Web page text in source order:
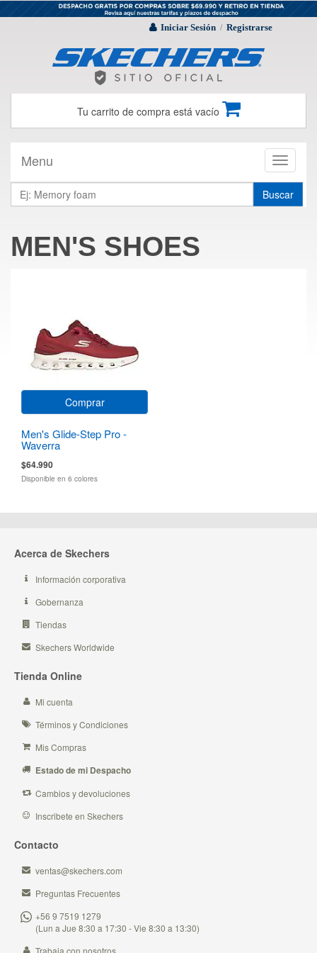
Iniciar Sesión / Registrarse
Tu carrito de compra está vacío
Toggle
Menu
Buscar
MEN'S SHOES
Comprar
Men's Glide-Step Pro -
Waverra
$64.990
Disponible en 6 colores
Acerca de Skechers
Información corporativa
Gobernanza
Tiendas
Skechers Worldwide
Tienda Online
Mi cuenta
Términos y Condiciones
Mis Compras
Estado de mi Despacho
Cambios y devoluciones
Inscribete en Skechers
Contacto
ventas@skechers.com
Preguntas Frecuentes
+56 9 7519 1279
(Lun a Jue 8:30 a 17:30 - Vie 8:30 a 13:30)
Trabaja con nosotros